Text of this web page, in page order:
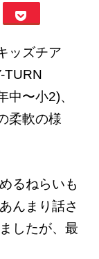
ッズチア
TURN
中〜小2)、
柔軟の様
るねらいも
んまり話さ
したが、最